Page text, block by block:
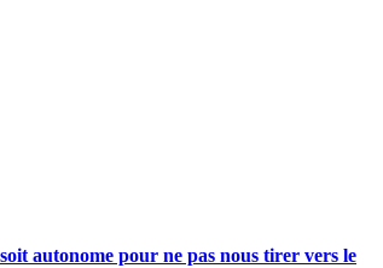
autonome pour ne pas nous tirer vers le